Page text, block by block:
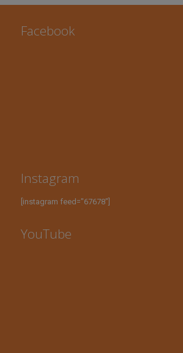
Facebook
Instagram
[instagram feed="67678"]
YouTube